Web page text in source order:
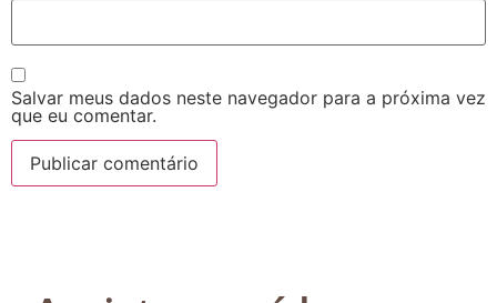
Salvar meus dados neste navegador para a próxima vez
que eu comentar.